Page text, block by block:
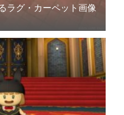
ラグ・カーペット画像